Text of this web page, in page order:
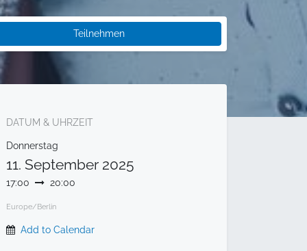
Teilnehmen
DATUM & UHRZEIT
Donnerstag
11. September 2025
17:00 20:00
Europe/Berlin
Add to Calendar